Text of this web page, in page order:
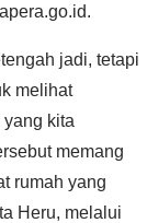
jadi, tetapi
melihat
kita
memang
rumah yang
Heru, melalui